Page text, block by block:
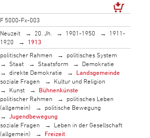
F 5000-Fx-003
Neuzeit 20. Jh. 1901-1950
1911-
1920
1913
politischer Rahmen
politisches System
Staat
Staatsform
Demokratie
direkte Demokratie
Landsgemeinde
soziale Fragen
Kultur und Religion
Kunst
Bühnenkünste
politischer Rahmen
politisches Leben
(allgemein)
politische Bewegung
Jugendbewegung
soziale Fragen
Leben in der Gesellschaft
(allgemein)
Freizeit